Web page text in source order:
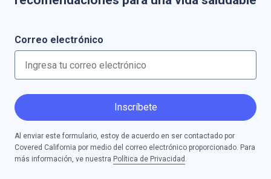
Correo electrónico
Inscríbete
Al enviar este formulario, estoy de acuerdo en ser contactado por
Covered California por medio del correo electrónico proporcionado. Para
más información, ve nuestra Política de Privacidad .